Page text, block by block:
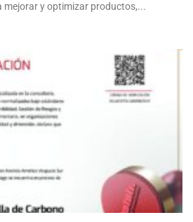
mejorar y optimizar productos,...